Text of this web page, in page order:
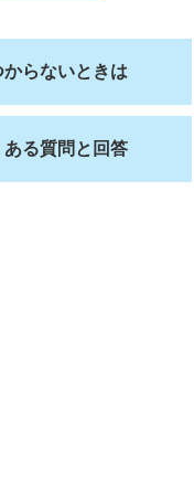
からないときは
ある質問と回答